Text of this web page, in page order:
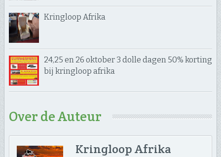
Kringloop Afrika
24,25 en 26 oktober 3 dolle dagen 50% korting
bij kringloop afrika
Over de Auteur
Kringloop Afrika